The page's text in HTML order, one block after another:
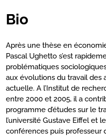
Bio
Après une thèse en
Pascal Ughetto s’est
problématiques
aux évolutions du travail des
actuelle. A l’Institut de
entre 2000 et 2005, il a
programme d’études sur le
l’université Gustave Eiffel et
conférences puis professeur